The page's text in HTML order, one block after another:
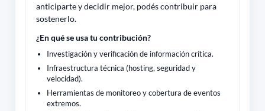
anticiparte y decidir mejor, podés contribuir para
sostenerlo.
¿En qué se usa tu contribución?
Investigación y verificación de información crítica.
Infraestructura técnica (hosting, seguridad y
velocidad).
Herramientas de monitoreo y cobertura de eventos
extremos.